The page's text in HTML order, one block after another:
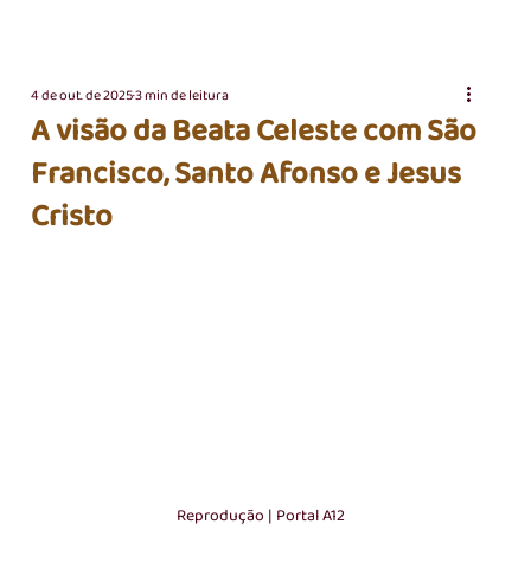
A visão da Beata Celeste com São
Francisco, Santo Afonso e Jesus
Cristo
4 de out. de 20253 min de leitura
Reprodução | Portal A12